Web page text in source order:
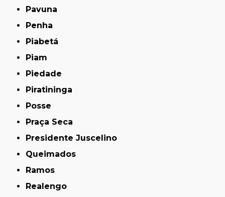
Pavuna
Penha
Piabetá
Piam
Piedade
Piratininga
Posse
Praça Seca
Presidente Juscelino
Queimados
Ramos
Realengo